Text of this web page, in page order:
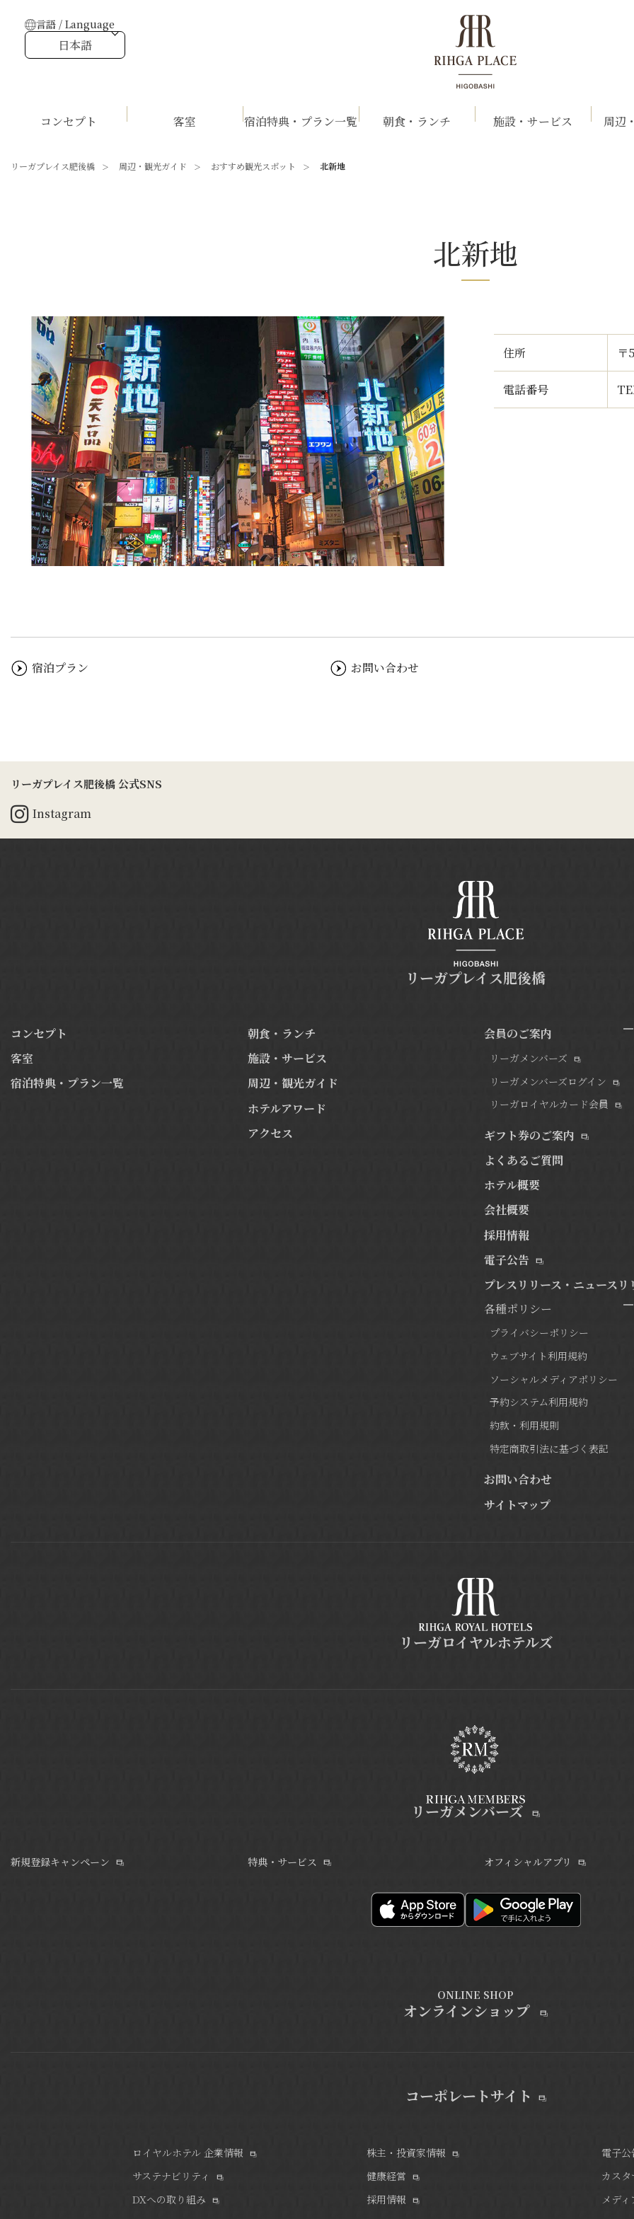
言語 / Language
日本語
コンセプト 客室 宿泊特典・プラン一覧 朝食・ランチ 施設・サービス 周辺
リーガプレイス肥後橋 周辺・観光ガイド おすすめ観光スポット 北新地
北新地
住所 〒
電話番号
宿泊プラン お問い合わせ
リーガプレイス肥後橋 公式SNS
Instagram
リーガプレイス肥後橋
コンセプト
客室
宿泊特典・プラン一覧
朝食・ランチ
施設・サービス
周辺・観光ガイド
ホテルアワード
アクセス
会員のご案内
リーガメンバーズ
リーガメンバーズログイン
リーガロイヤルカード会員
ギフト券のご案内
よくあるご質問
ホテル概要
会社概要
採用情報
電子公告
プレスリリース・ニュースリ
各種ポリシー
プライバシーポリシー
ウェブサイト利用規約
ソーシャルメディアポリシー
予約システム利用規約
約款・利用規則
特定商取引法に基づく表記
お問い合わせ
サイトマップ
リーガロイヤルホテルズ
リーガメンバーズ
新規登録キャンペーン 特典・サービス オフィシャルアプリ
ONLINE SHOP
オンラインショップ
コーポレートサイト
ロイヤルホテル 企業情報
サステナビリティ
DXへの取り組み
株主・投資家情報
健康経営
採用情報
電子公
カス
メデ